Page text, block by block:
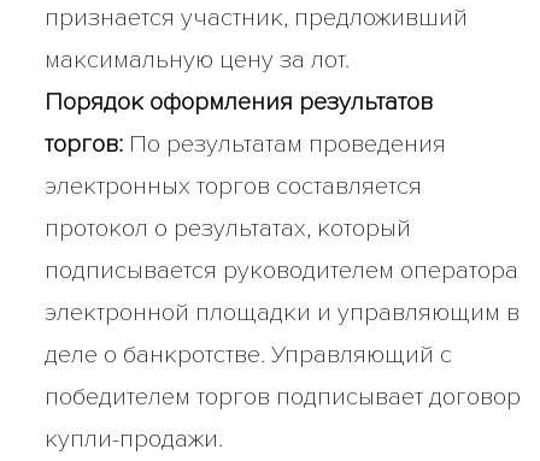
признается участник, предложивший
максимальную цену за лот.
Порядок оформления результатов
торгов:По результатам проведения
электронных торгов составляется
протокол о результатах, который
подписывается руководителем оператора
электронной площадки и управляющим в
деле о банкротстве. Управляющий с
победителем торгов подписывает договор
купли-продажи.